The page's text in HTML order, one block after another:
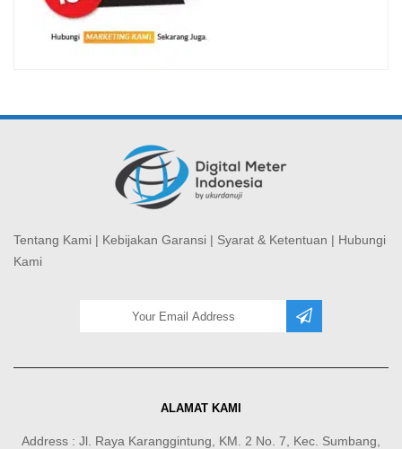
Tentang Kami | Kebijakan Garansi | Syarat & Ketentuan | Hubungi
Kami
ALAMAT KAMI
Address : Jl. Raya Karanggintung, KM. 2 No. 7, Kec. Sumbang,